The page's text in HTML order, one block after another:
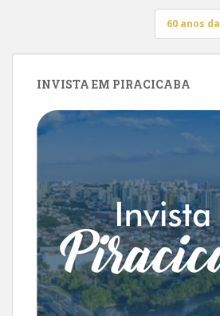
60 anos
INVISTA EM PIRACICABA